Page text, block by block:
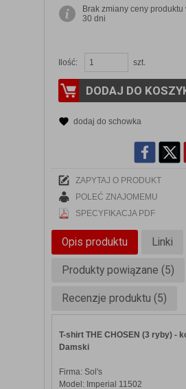
Brak zmiany ceny
30 dni
Ilość: szt.
DODAJ DO
dodaj do schowka
ZAPYTAJ O PRODUKT
POLEĆ ZNAJOMEMU
SPECYFIKACJA PDF
Opis produktu Linki
Produkty powiązane (5)
Recenzje produktu (5)
T-shirt THE CHOSEN (3 ryby) -
Damski
Firma: Sol's
Model: Imperial 11502